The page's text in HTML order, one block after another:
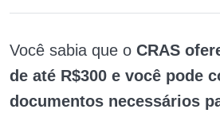
Você sabia que o CRAS
de até R$300 e você pode
documentos necessários